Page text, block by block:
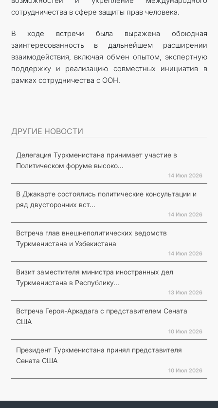
сотрудничества в сфере защиты прав человека.
В ходе встречи была выражена обоюдная
заинтересованность в дальнейшем расширении
взаимодействия, включая обмен опытом, экспертную
поддержку и реализацию совместных инициатив в
рамках сотрудничества с ООН.
ДРУГИЕ НОВОСТИ
Делегация Туркменистана принимает участие в
Политическом форуме высоко...
14 Июл 2026
В Джакарте состоялись политические консультации и
ряд двусторонних вст...
14 Июл 2026
Встреча глав внешнеполитических ведомств
Туркменистана и Узбекистана
14 Июл 2026
Визит заместителя министра иностранных дел
Туркменистана в Республику...
13 Июл 2026
Встреча Героя-Аркадага с представителем Сената
США
10 Июл 2026
Президент Туркменистана принял представителя
Сената США
10 Июл 2026